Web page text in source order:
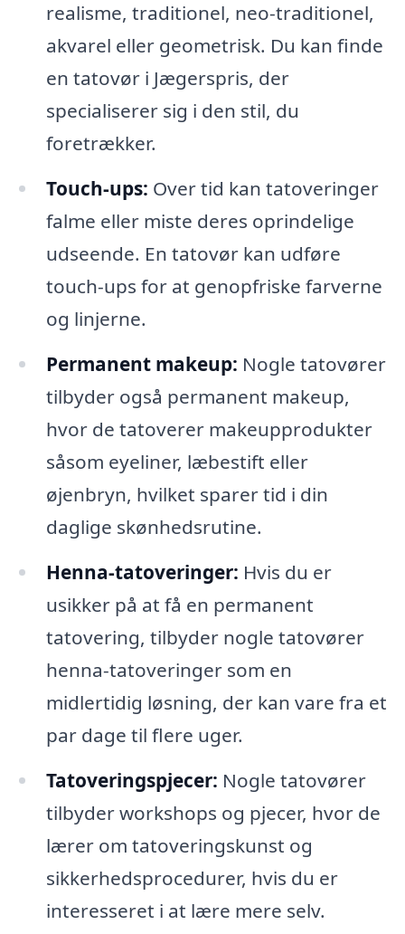
realisme, traditionel, neo-traditionel,
akvarel eller geometrisk. Du kan finde
en tatovør i Jægerspris, der
specialiserer sig i den stil, du
foretrækker.
Touch-ups: Over tid kan tatoveringer
falme eller miste deres oprindelige
udseende. En tatovør kan udføre
touch-ups for at genopfriske farverne
og linjerne.
Permanent makeup: Nogle tatovører
tilbyder også permanent makeup,
hvor de tatoverer makeupprodukter
såsom eyeliner, læbestift eller
øjenbryn, hvilket sparer tid i din
daglige skønhedsrutine.
Henna-tatoveringer: Hvis du er
usikker på at få en permanent
tatovering, tilbyder nogle tatovører
henna-tatoveringer som en
midlertidig løsning, der kan vare fra et
par dage til flere uger.
Tatoveringspjecer: Nogle tatovører
tilbyder workshops og pjecer, hvor de
lærer om tatoveringskunst og
sikkerhedsprocedurer, hvis du er
interesseret i at lære mere selv.